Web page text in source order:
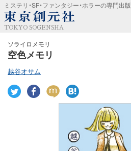
ミステリ・SF・ファンタジー・ホラーの専門出版
TOKYO SOGENSHA
ソライロメモリ
空色メモリ
越谷オサム